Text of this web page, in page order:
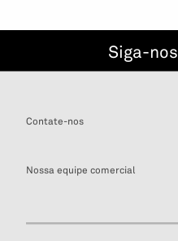
Siga-nos
Contate-nos
Nossa equipe comercial